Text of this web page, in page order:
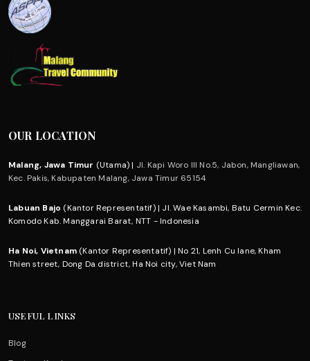
OUR LOCATION
Malang, Jawa Timur (Utama) | Jl. Kapi Woro III No.5, Jabon, Mangliawan,
Kec. Pakis, Kabupaten Malang, Jawa Timur 65154
Labuan Bajo (Kantor Representatif) | Jl. Wae Kasambi, Batu Cermin Kec.
Komodo Kab. Manggarai Barat, NTT - Indonesia
Ha Noi, Vietnam (Kantor Representatif) | No 21, Lenh Cu lane, Kham
Thien street, Dong Da district, Ha Noi city, Viet Nam
USEFUL LINKS
Blog